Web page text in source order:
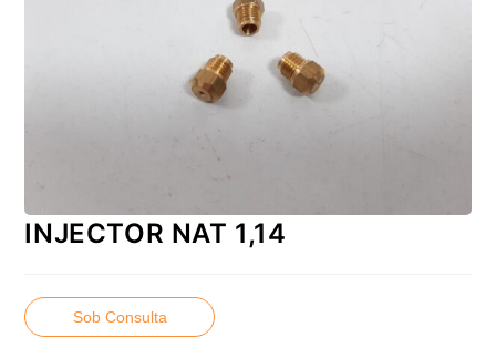
INJECTOR NAT 1,14
Sob Consulta